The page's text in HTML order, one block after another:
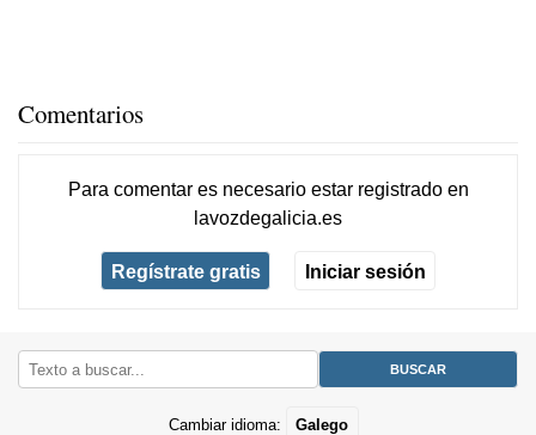
Comentarios
Para comentar es necesario estar registradoen
lavozdegalicia.es
Regístrate gratis Iniciar sesión
Cambiar idioma: Galego